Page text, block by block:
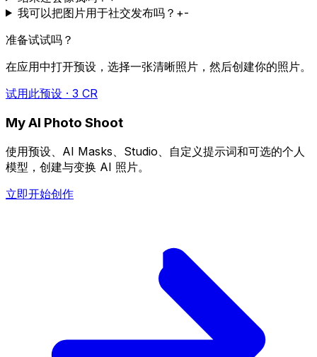
我可以把图片用于社交发布吗？ +-
准备试试吗？
在应用中打开预设，选择一张清晰照片，然后创建你的照片。
试用此预设 · 3 CR
My AI Photo Shoot
使用预设、AI Masks、Studio、自定义提示词和可选的个人
模型，创建与变换 AI 照片。
立即开始创作